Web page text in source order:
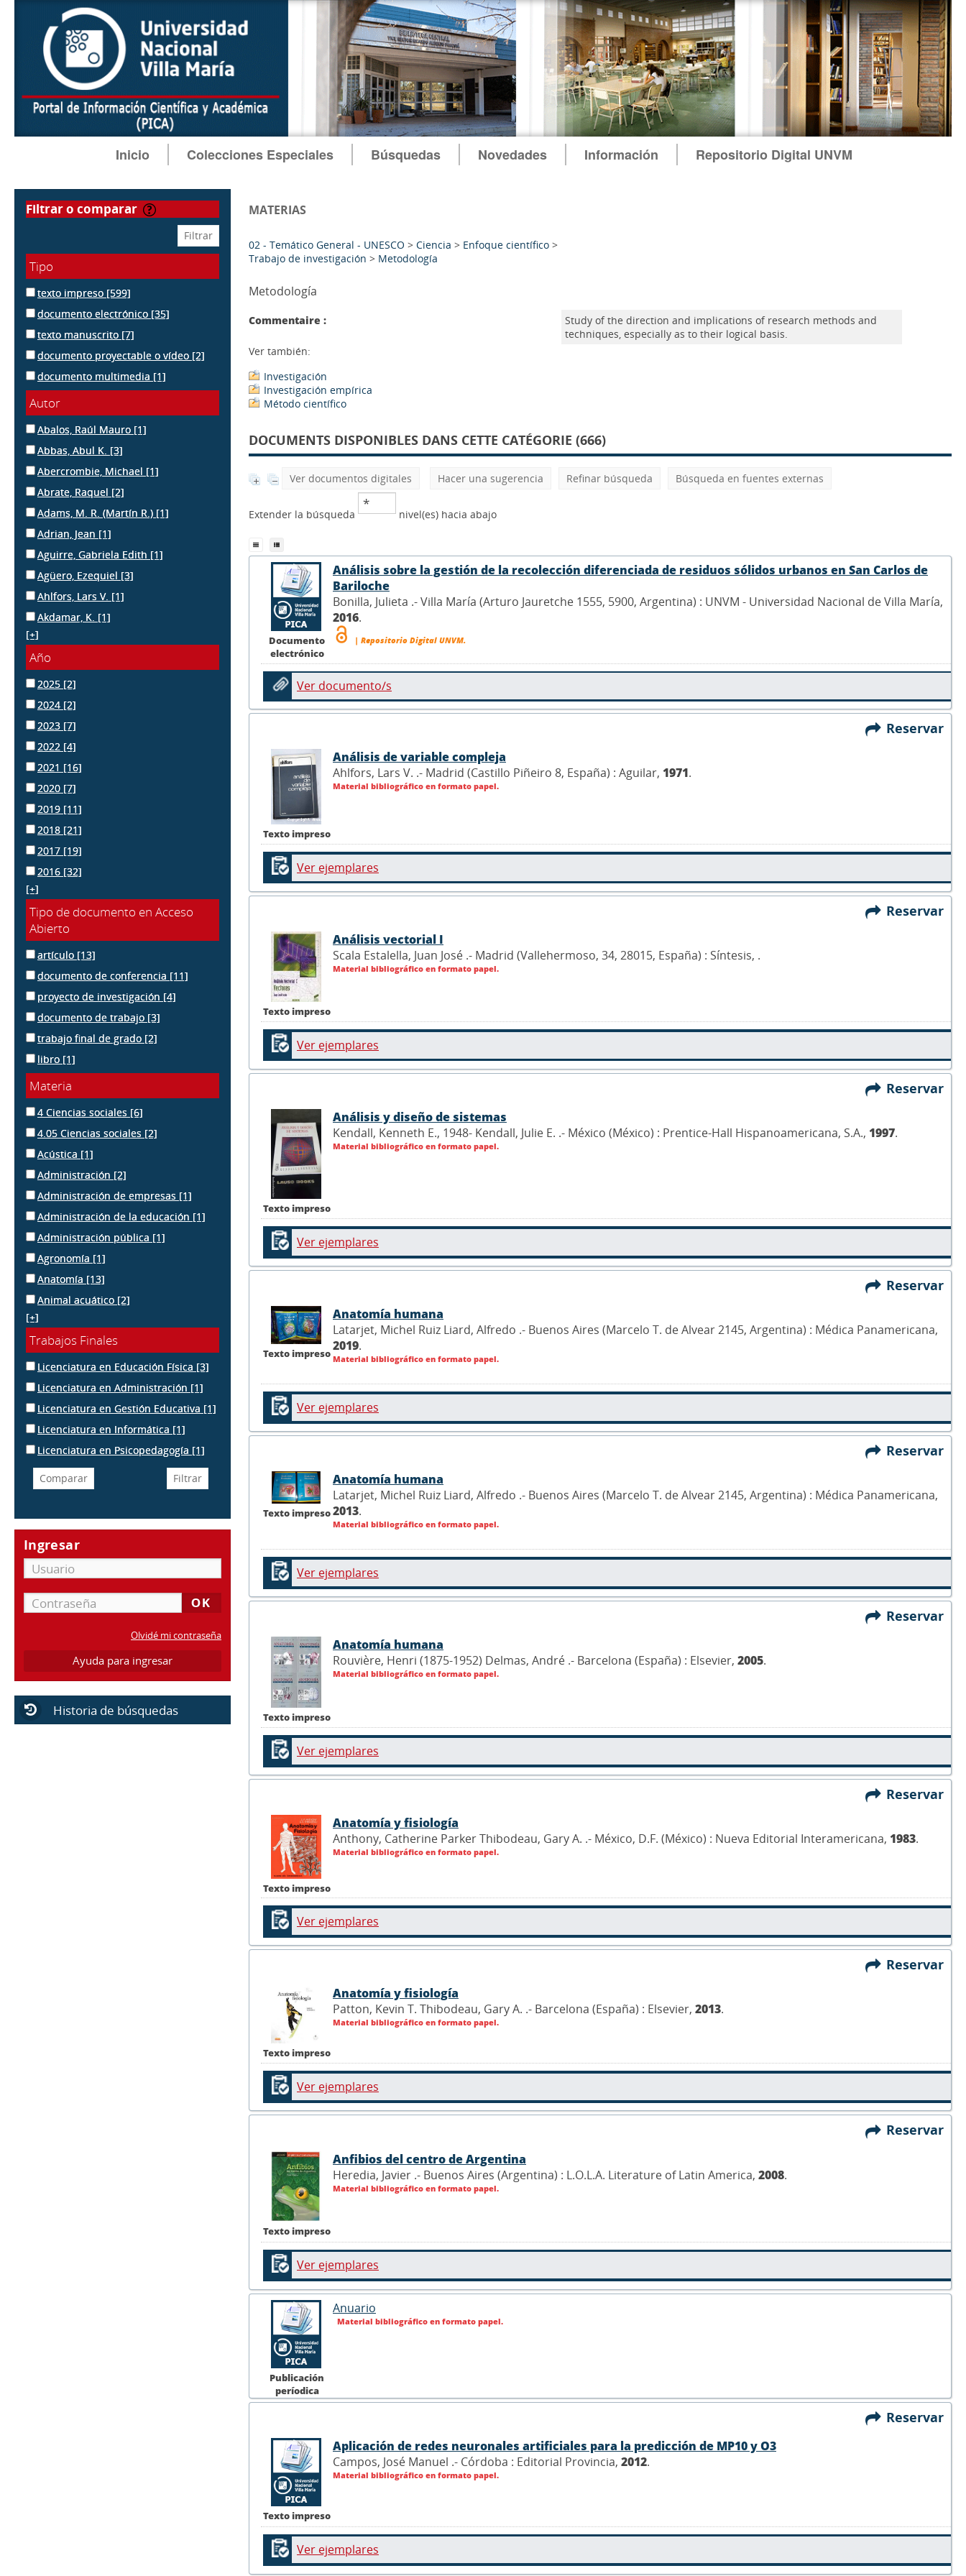
Inicio Colecciones Especiales Búsquedas Novedades Información Repositorio Digital UNVM
filtrar o comparar
Tipo
texto impreso [599]
documento electrónico [35]
texto manuscrito [7]
documento proyectable o vídeo [2]
documento multimedia [1]
Autor
Abalos, Raúl Mauro [1]
Abbas, Abul K. [3]
Abercrombie, Michael [1]
Abrate, Raquel [2]
Adams, M. R. (Martín R.) [1]
Adrian, Jean [1]
Aguirre, Gabriela Edith [1]
Agüero, Ezequiel [3]
Ahlfors, Lars V. [1]
Akdamar, K. [1]
[+]
Año
2025 [2]
2024 [2]
2023 [7]
2022 [4]
2021 [16]
2020 [7]
2019 [11]
2018 [21]
2017 [19]
2016 [32]
[+]
Tipo de documento en Acceso
Abierto
artículo [13]
documento de conferencia [11]
proyecto de investigación [4]
documento de trabajo [3]
trabajo final de grado [2]
libro [1]
Materia
4 Ciencias sociales [6]
4.05 Ciencias sociales [2]
Acústica [1]
Administración [2]
Administración de empresas [1]
Administración de la educación [1]
Administración pública [1]
Agronomía [1]
Anatomía [13]
Animal acuático [2]
[+]
Trabajos Finales
Licenciatura en Educación Física [3]
Licenciatura en Administración [1]
Licenciatura en Gestión Educativa [1]
Licenciatura en Informática [1]
Licenciatura en Psicopedagogía [1]
Ingresar
Olvidé mi contraseña
Ayuda para ingresar
Historia de búsquedas
MATERIAS
02 - Temático General - UNESCO > Ciencia > Enfoque científico >
Trabajo de investigación > Metodología
Metodología
Commentaire :
Study of the direction and implications of research methods and
techniques, especially as to their logical basis.
Ver también:
Investigación
Investigación empírica
Método científico
DOCUMENTS DISPONIBLES DANS CETTE CATÉGORIE (666)
Ver documentos digitales Hacer una sugerencia Refinar búsqueda Búsqueda en fuentes externas
Extender la búsqueda nivel(es) hacia abajo
Documento
electrónico
Análisis sobre la gestión de la recolección diferenciada de residuos sólidos urbanos en San Carlos de
Bariloche
Bonilla, Julieta .- Villa María (Arturo Jauretche 1555, 5900, Argentina) : UNVM - Universidad Nacional de Villa María,
2016.
| Repositorio Digital UNVM.
Ver documento/s
Reservar
Texto impreso
Análisis de variable compleja
Ahlfors, Lars V. .- Madrid (Castillo Piñeiro 8, España) : Aguilar, 1971.
Material bibliográfico en formato papel.
Ver ejemplares
Reservar
Texto impreso
Análisis vectorial I
Scala Estalella, Juan José .- Madrid (Vallehermoso, 34, 28015, España) : Síntesis, .
Material bibliográfico en formato papel.
Ver ejemplares
Reservar
Texto impreso
Análisis y diseño de sistemas
Kendall, Kenneth E., 1948- Kendall, Julie E. .- México (México) : Prentice-Hall Hispanoamericana, S.A., 1997.
Material bibliográfico en formato papel.
Ver ejemplares
Reservar
Texto impreso
Anatomía humana
Latarjet, Michel Ruiz Liard, Alfredo .- Buenos Aires (Marcelo T. de Alvear 2145, Argentina) : Médica Panamericana,
2019.
Material bibliográfico en formato papel.
Ver ejemplares
Reservar
Texto impreso
Anatomía humana
Latarjet, Michel Ruiz Liard, Alfredo .- Buenos Aires (Marcelo T. de Alvear 2145, Argentina) : Médica Panamericana,
2013.
Material bibliográfico en formato papel.
Ver ejemplares
Reservar
Texto impreso
Anatomía humana
Rouvière, Henri (1875-1952) Delmas, André .- Barcelona (España) : Elsevier, 2005.
Material bibliográfico en formato papel.
Ver ejemplares
Reservar
Texto impreso
Anatomía y fisiología
Anthony, Catherine Parker Thibodeau, Gary A. .- México, D.F. (México) : Nueva Editorial Interamericana, 1983.
Material bibliográfico en formato papel.
Ver ejemplares
Reservar
Texto impreso
Anatomía y fisiología
Patton, Kevin T. Thibodeau, Gary A. .- Barcelona (España) : Elsevier, 2013.
Material bibliográfico en formato papel.
Ver ejemplares
Reservar
Texto impreso
Anfibios del centro de Argentina
Heredia, Javier .- Buenos Aires (Argentina) : L.O.L.A. Literature of Latin America, 2008.
Material bibliográfico en formato papel.
Ver ejemplares
Publicación
períodica
Anuario
Material bibliográfico en formato papel.
Reservar
Texto impreso
Aplicación de redes neuronales artificiales para la predicción de MP10 y O3
Campos, José Manuel .- Córdoba : Editorial Provincia, 2012.
Material bibliográfico en formato papel.
Ver ejemplares